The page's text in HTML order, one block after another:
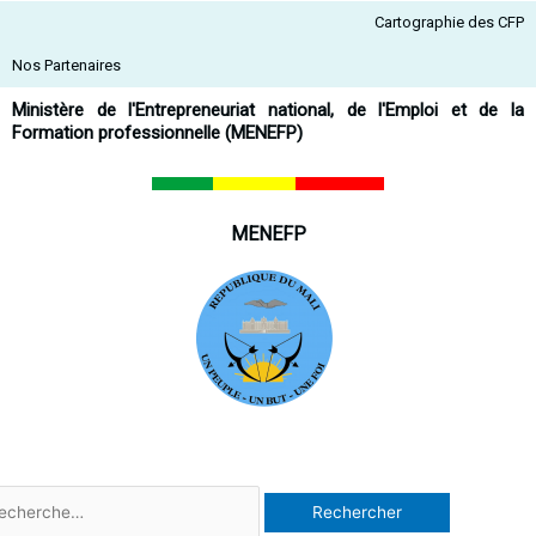
contenu
Cartographie des CFP
Nos Partenaires
Ministère de l'Entrepreneuriat national, de l'Emploi et de la
Formation professionnelle (MENEFP)
MENEFP